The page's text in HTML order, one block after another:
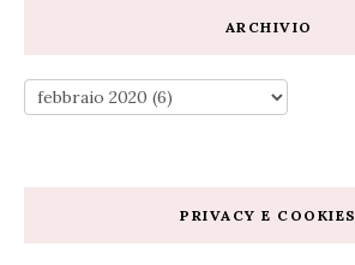
ARCHIVIO
PRIVACY E COOKIES